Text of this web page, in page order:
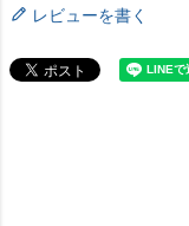
レビューを書く